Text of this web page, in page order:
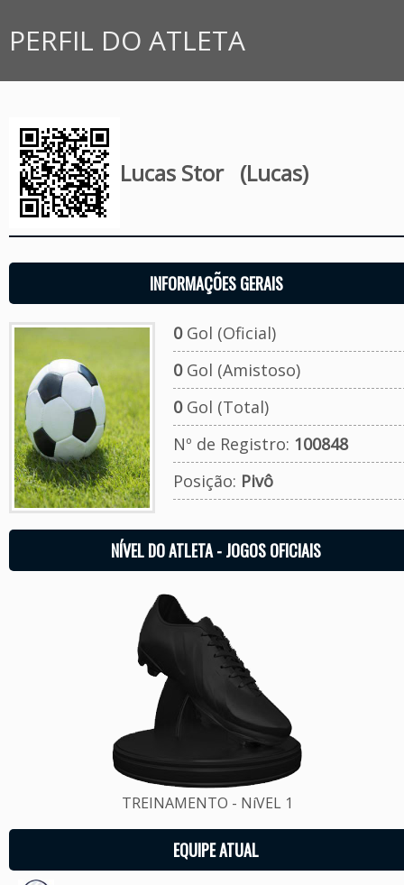
PERFIL DO ATLETA
Lucas Stor (Lucas)
INFORMAÇÕES GERAIS
0Gol (Oficial)
0Gol (Amistoso)
0Gol (Total)
Nº de Registro: 100848
Posição: Pivô
NÍVEL DO ATLETA - JOGOS OFICIAIS
TREINAMENTO - NíVEL 1
EQUIPE ATUAL